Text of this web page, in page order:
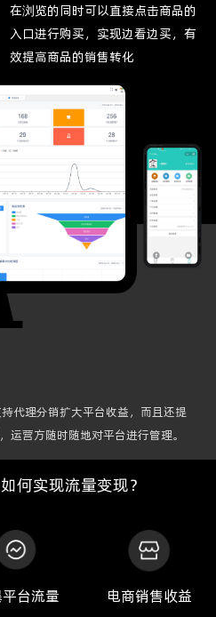
在浏览的同时可以直接点击商品的
入口进行购买，实现边看边买，有
效提高商品的销售转化
代理分销扩大平台收益，而且还提
运营方随时随地对平台进行管理。
何实现流量变现？
台流量 电商销售收益